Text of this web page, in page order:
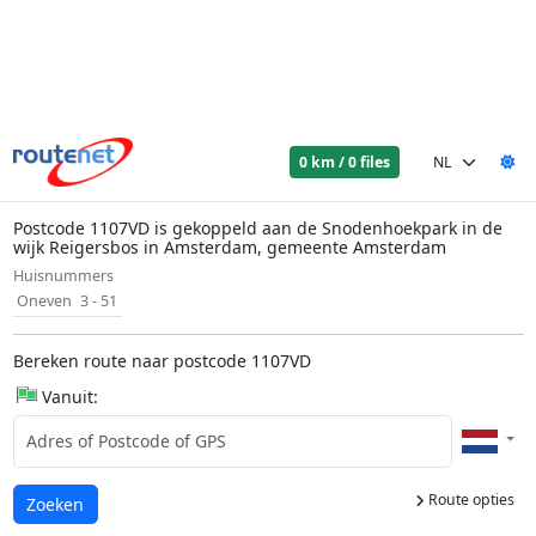
0 km / 0 files
Postcode 1107VD is gekoppeld aan de Snodenhoekpark in de
wijk Reigersbos in Amsterdam, gemeente Amsterdam
Huisnummers
Oneven 3 - 51
Bereken route naar postcode 1107VD
Vanuit:
Route opties
Laden...
Zoeken